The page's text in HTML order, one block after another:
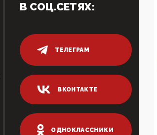
В СОЦ.СЕТЯХ:
ТЕЛЕГРАМ
ВКОНТАКТЕ
ОДНОКЛАССНИКИ